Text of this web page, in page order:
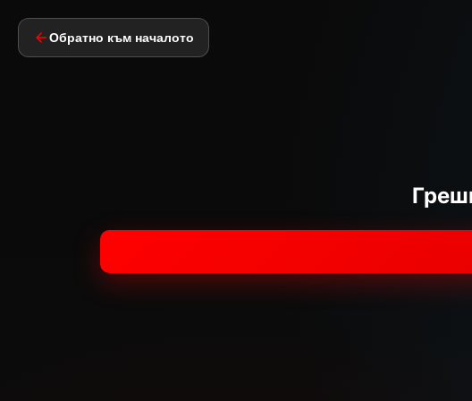
Обратно към началото